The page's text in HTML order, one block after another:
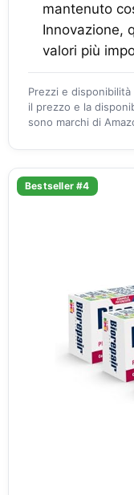
mantenuto
Innovazione,
valori più
Prezzi e
il prezzo e la
sono marchi di
Bestseller #4